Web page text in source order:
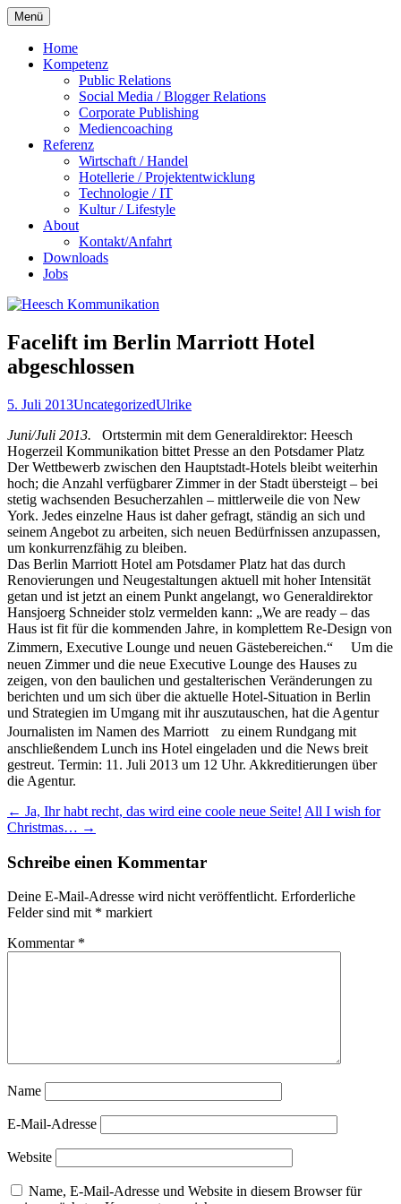
Menü Zum
Inhalt
springen
Home
Kompetenz
Public Relations
Social Media / Blogger Relations
Corporate Publishing
Mediencoaching
Referenz
Wirtschaft / Handel
Hotellerie / Projektentwicklung
Technologie / IT
Kultur / Lifestyle
About
Kontakt/Anfahrt
Downloads
Jobs
Facelift im Berlin Marriott Hotel
abgeschlossen
5. Juli 2013UncategorizedUlrike
Juni/Juli 2013. Ortstermin mit dem Generaldirektor: Heesch
Hogerzeil Kommunikation bittet Presse an den Potsdamer Platz
Der Wettbewerb zwischen den Hauptstadt-Hotels bleibt weiterhin
hoch; die Anzahl verfügbarer Zimmer in der Stadt übersteigt – bei
stetig wachsenden Besucherzahlen – mittlerweile die von New
York. Jedes einzelne Haus ist daher gefragt, ständig an sich und
seinem Angebot zu arbeiten, sich neuen Bedürfnissen anzupassen,
um konkurrenzfähig zu bleiben.
Das Berlin Marriott Hotel am Potsdamer Platz hat das durch
Renovierungen und Neugestaltungen aktuell mit hoher Intensität
getan und ist jetzt an einem Punkt angelangt, wo Generaldirektor
Hansjoerg Schneider stolz vermelden kann: „We are ready – das
Haus ist fit für die kommenden Jahre, in komplettem Re-Design von
Zimmern, Executive Lounge und neuen Gästebereichen.“ Um die
neuen Zimmer und die neue Executive Lounge des Hauses zu
zeigen, von den baulichen und gestalterischen Veränderungen zu
berichten und um sich über die aktuelle Hotel-Situation in Berlin
und Strategien im Umgang mit ihr auszutauschen, hat die Agentur
Journalisten im Namen des Marriott zu einem Rundgang mit
anschließendem Lunch ins Hotel eingeladen und die News breit
gestreut. Termin: 11. Juli 2013 um 12 Uhr. Akkreditierungen über
die Agentur.
Beitrags-
Navigation
← Ja, Ihr habt recht, das wird eine coole neue Seite! All I wish for
Christmas… →
Schreibe einen Kommentar
Deine E-Mail-Adresse wird nicht veröffentlicht. Erforderliche
Felder sind mit * markiert
Kommentar *
Name
E-Mail-Adresse
Website
Name, E-Mail-Adresse und Website in diesem Browser für